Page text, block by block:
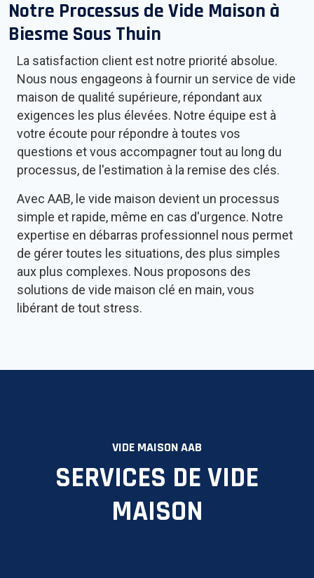
Notre Processus de Vide Maison à
Biesme Sous Thuin
La satisfaction client est notre priorité absolue.
Nous nous engageons à fournir un service de vide
maison de qualité supérieure, répondant aux
exigences les plus élevées. Notre équipe est à
votre écoute pour répondre à toutes vos
questions et vous accompagner tout au long du
processus, de l'estimation à la remise des clés.
Avec AAB, le vide maison devient un processus
simple et rapide, même en cas d'urgence. Notre
expertise en débarras professionnel nous permet
de gérer toutes les situations, des plus simples
aux plus complexes. Nous proposons des
solutions de vide maison clé en main, vous
libérant de tout stress.
VIDE MAISON AAB
SERVICES DE VIDE
MAISON